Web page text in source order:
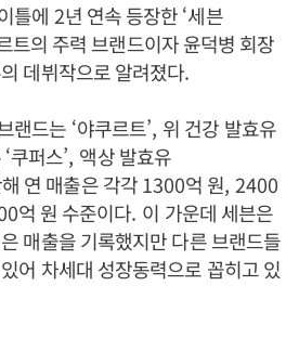
틀에 2년 연속 등장한‘세븐
트의 주력 브랜드이자 윤덕병 회장
데뷔작으로 알려졌다.
랜드는 ‘야쿠르트’, 위 건강 발효유
‘쿠퍼스’, 액상 발효유
연 매출은 각각1300억 원, 2400
억 원 수준이다. 이 가운데 세븐은
매출을 기록했지만 다른 브랜드들
어 차세대 성장동력으로 꼽히고 있